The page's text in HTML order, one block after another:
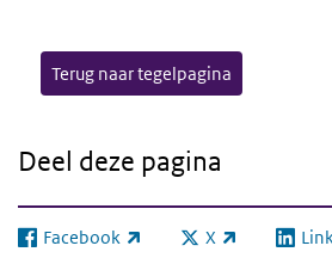
Terug naar tegelpagina
Deel deze pagina
Facebook
(externe link) X
(externe link)